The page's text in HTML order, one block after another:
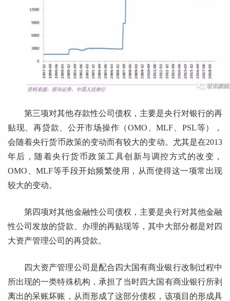
第三项对其他存款性公司债权，主要是央行对银行的再
贴现、再贷款、公开市场操作（OMO、MLF、PSL等），
会随着央行货币政策的变动而有较大的变动。尤其是在2013
年后，随着央行货币政策工具创新与调控方式的改变，
OMO、MLF等手段开始频繁使用，从而使得这一项常出现
较大的变动。
第四项对其他金融性公司债权，主要是央行对其他金融
性公司发放的贷款、办理的再贴现等，其中大部分都是对四
大资产管理公司的再贷款。
四大资产管理公司是配合四大国有商业银行改制过程中
所出现的一类特殊机构，承担了当时四大国有商业银行所剥
离出的呆账坏账，从而形成了这部分债权，该项目的形成具